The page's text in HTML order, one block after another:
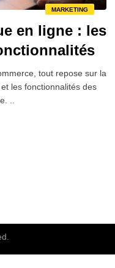
MARKETING
en ligne : les
tout repose sur la
les fonctionnalités des
..